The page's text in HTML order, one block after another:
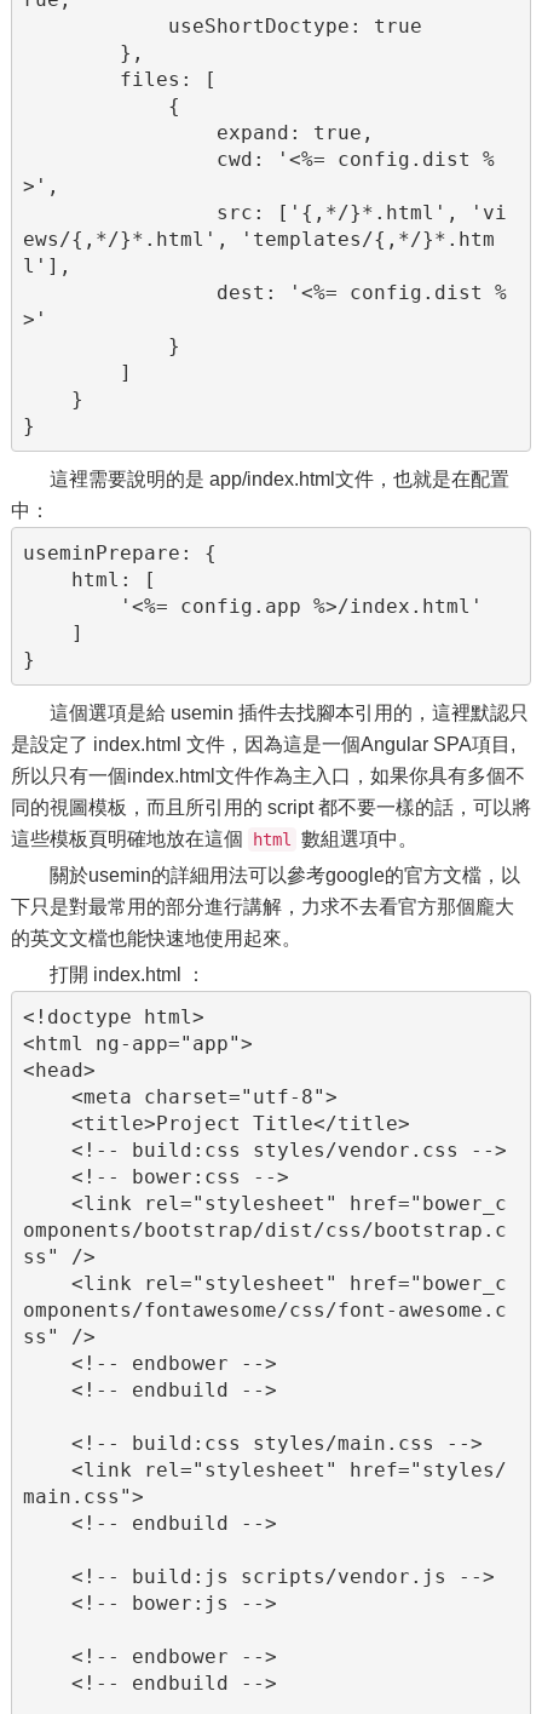
>',
ews/{,*/}*.html', 'templates/{,*/}*.htm
l'],
>'
}
這裡需要說明的是 app/index.html文件，也就是在配置
中：
useminPrepare: {
}
這個選項是給 usemin 插件去找腳本引用的，這裡默認只
是設定了 index.html 文件，因為這是一個Angular SPA項目,
所以只有一個index.html文件作為主入口，如果你具有多個不
同的視圖模板，而且所引用的 script 都不要一樣的話，可以將
這些模板頁明確地放在這個
html
數組選項中。
關於usemin的詳細用法可以參考google的官方文檔，以
下只是對最常用的部分進行講解，力求不去看官方那個龐大
的英文文檔也能快速地使用起來。
打開 index.html ：
<!doctype html>
<html ng-app="app">
<head>
    <meta charset="utf-8">
    <title>Project Title</title>
    <!-- build:css styles/vendor.css -->
    <!-- bower:css -->
    <link rel="stylesheet" href="bower_c
omponents/bootstrap/dist/css/bootstrap.c
ss" />
    <link rel="stylesheet" href="bower_c
omponents/fontawesome/css/font-awesome.c
ss" />
    <!-- endbower -->
    <!-- endbuild -->
    <!-- build:css styles/main.css -->
    <link rel="stylesheet" href="styles/
main.css">
    <!-- endbuild -->
    <!-- build:js scripts/vendor.js -->
    <!-- bower:js -->
    <!-- endbower -->
    <!-- endbuild -->